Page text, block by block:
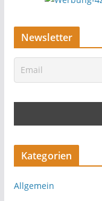
Newsletter
Kategorien
Allgemein